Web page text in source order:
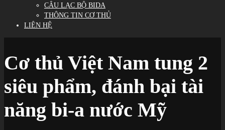
CÂU LẠC BỘ BIDA
THÔNG TIN CƠ THỦ
LIÊN HỆ
Cơ thủ Việt Nam tung 2
siêu phẩm, đánh bại tài
năng bi-a nước Mỹ